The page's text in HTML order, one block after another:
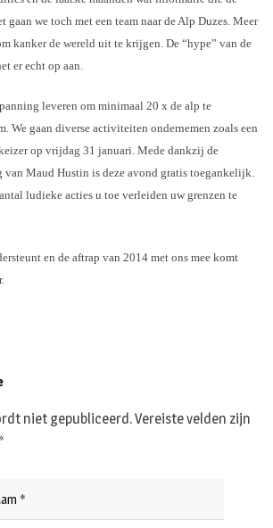
gaan we toch met een team naar de Alp Duzes. Meer
kanker de wereld uit te krijgen. De “hype” van de
er echt op aan.
leveren om minimaal 20 x de alp te
We gaan diverse activiteiten ondernemen zoals een
op vrijdag 31 januari. Mede dankzij de
van Maud Hustin is deze avond gratis toegankelijk.
ludieke acties u toe verleiden uw grenzen te
en de aftrap van 2014 met ons mee komt
niet gepubliceerd.Vereiste velden zijn
*